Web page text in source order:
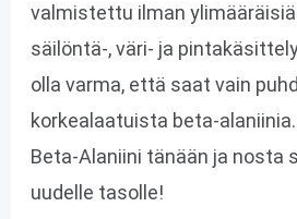
valmistettu ilman
säilöntä-, väri- ja
olla varma, että saat vain
korkealaatuista beta-
Beta-Alaniini tänään ja nosta
uudelle tasolle!